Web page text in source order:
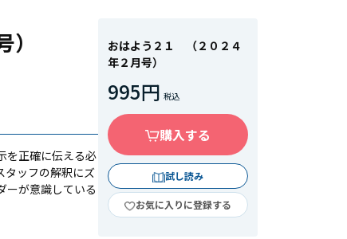
を正確に伝える必
タッフの解釈にズ
ーが意識している
おはよう２１ （２０２４
年２月号）
995円
購入する
試し読み
お気に入りに登録する